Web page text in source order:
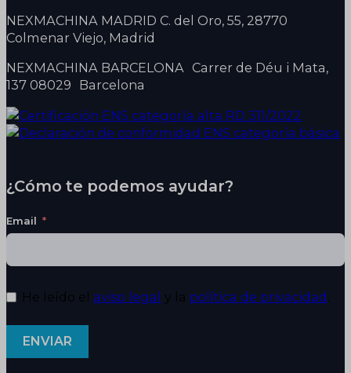
NEXMACHINA MADRID C. del Oro, 55, 28770
Colmenar Viejo, Madrid
NEXMACHINA BARCELONA Carrer de Déu i Mata,
137 08029 Barcelona
¿Cómo te podemos ayudar?
Email
He leído el aviso legal y la política de privacidad
ENVIAR